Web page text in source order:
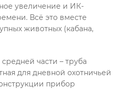
увеличение и ИК-
Всё это вместе
животных (кабана,
части – труба
для дневной охотничьей
прибор